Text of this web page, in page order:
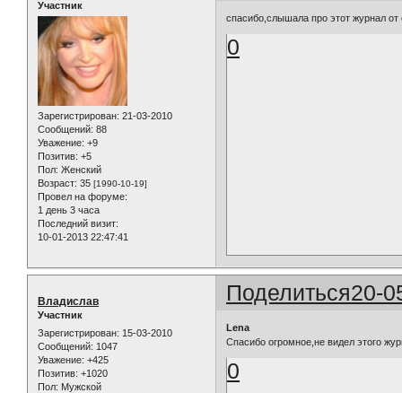
Участник
Зарегистрирован: 21-03-2010
Сообщений: 88
Уважение: +9
Позитив: +5
Пол: Женский
Возраст: 35 [1990-10-19]
Провел на форуме:
1 день 3 часа
Последний визит:
10-01-2013 22:47:41
спасибо,слышала про этот журнал
0
Поделиться20-
Владислав
Участник
Зарегистрирован: 15-03-2010
Сообщений: 1047
Уважение: +425
Позитив: +1020
Пол: Мужской
Lena
Спасибо огромное,не видел этого
0